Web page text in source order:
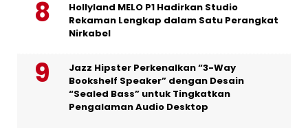
Hollyland MELO P1 Hadirkan Studio
Rekaman Lengkap dalam Satu Perangkat
Nirkabel
Jazz Hipster Perkenalkan “3-Way
Bookshelf Speaker” dengan Desain
“Sealed Bass” untuk Tingkatkan
Pengalaman Audio Desktop